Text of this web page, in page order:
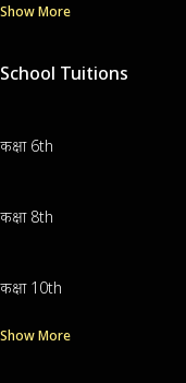
Show More
School Tuitions
कक्षा 6th
कक्षा 8th
कक्षा 10th
Show More